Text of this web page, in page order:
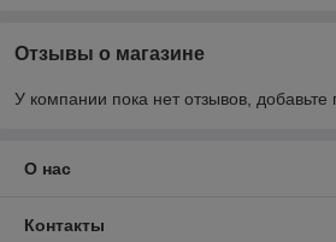
Отзывы о магазине
У компании пока нет отзывов, добавьте
О нас
Контакты